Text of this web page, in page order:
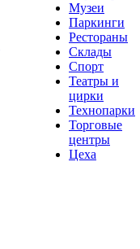
Музеи
Паркинги
Рестораны
Склады
Спорт
Театры и
цирки
Технопарки
Торговые
центры
Цеха